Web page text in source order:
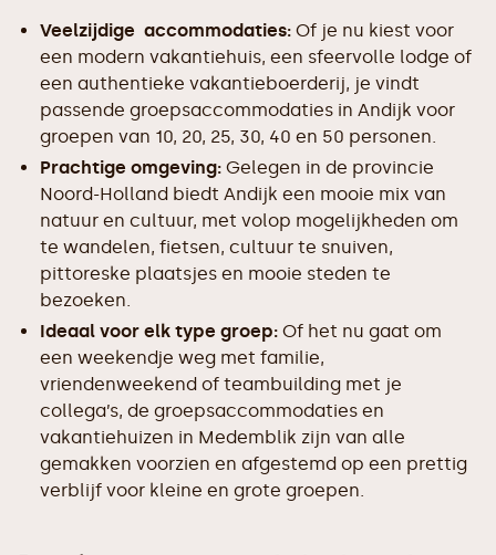
Veelzijdige accommodaties: Of je nu kiest voor
een modern vakantiehuis, een sfeervolle lodge of
een authentieke vakantieboerderij, je vindt
passende groepsaccommodaties in Andijk voor
groepen van 10, 20, 25, 30, 40 en 50 personen.
Prachtige omgeving: Gelegen in de provincie
Noord-Holland biedt Andijk een mooie mix van
natuur en cultuur, met volop mogelijkheden om
te wandelen, fietsen, cultuur te snuiven,
pittoreske plaatsjes en mooie steden te
bezoeken.
Ideaal voor elk type groep: Of het nu gaat om
een weekendje weg met familie,
vriendenweekend of teambuilding met je
collega’s, de groepsaccommodaties en
vakantiehuizen in Medemblik zijn van alle
gemakken voorzien en afgestemd op een prettig
verblijf voor kleine en grote groepen.